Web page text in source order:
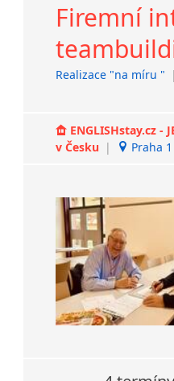
Firemní
Realizace "na míru " |
ENGLISHstay.cz
v Česku | Praha 1